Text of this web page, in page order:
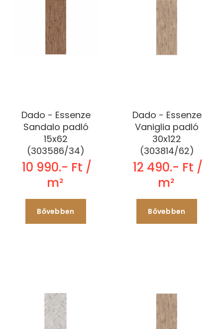
Dado - Essenze
Sandalo padló
15x62
(303586/34)
10 990.- Ft /
m²
Bővebben
Dado - Essenze
Vaniglia padló
30x122
(303814/62)
12 490.- Ft /
m²
Bővebben